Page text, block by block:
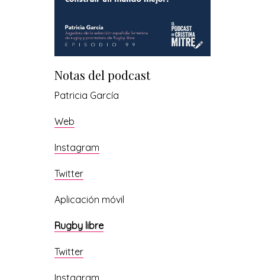
Notas del podcast
Patricia García
Web
Instagram
Twitter
Aplicación móvil
Rugby libre
Twitter